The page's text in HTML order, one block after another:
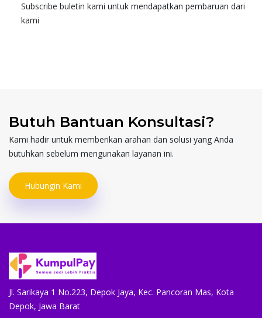
Subscribe buletin kami untuk mendapatkan pembaruan dari
kami
Butuh Bantuan Konsultasi?
Kami hadir untuk memberikan arahan dan solusi yang Anda
butuhkan sebelum mengunakan layanan ini.
Hubungin Kami
Jl. Sarikaya 1 No.223, Depok Jaya, Kec. Pancoran Mas, Kota
Depok, Jawa Barat